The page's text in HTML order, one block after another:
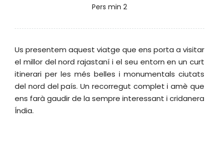
Pers min 2
Us presentem aquest viatge que ens porta a visitar
el millor del nord rajastaní i el seu entorn en un curt
itinerari per les més belles i monumentals ciutats
del nord del país. Un recorregut complet i amè que
ens farà gaudir de la sempre interessant i cridanera
Índia.